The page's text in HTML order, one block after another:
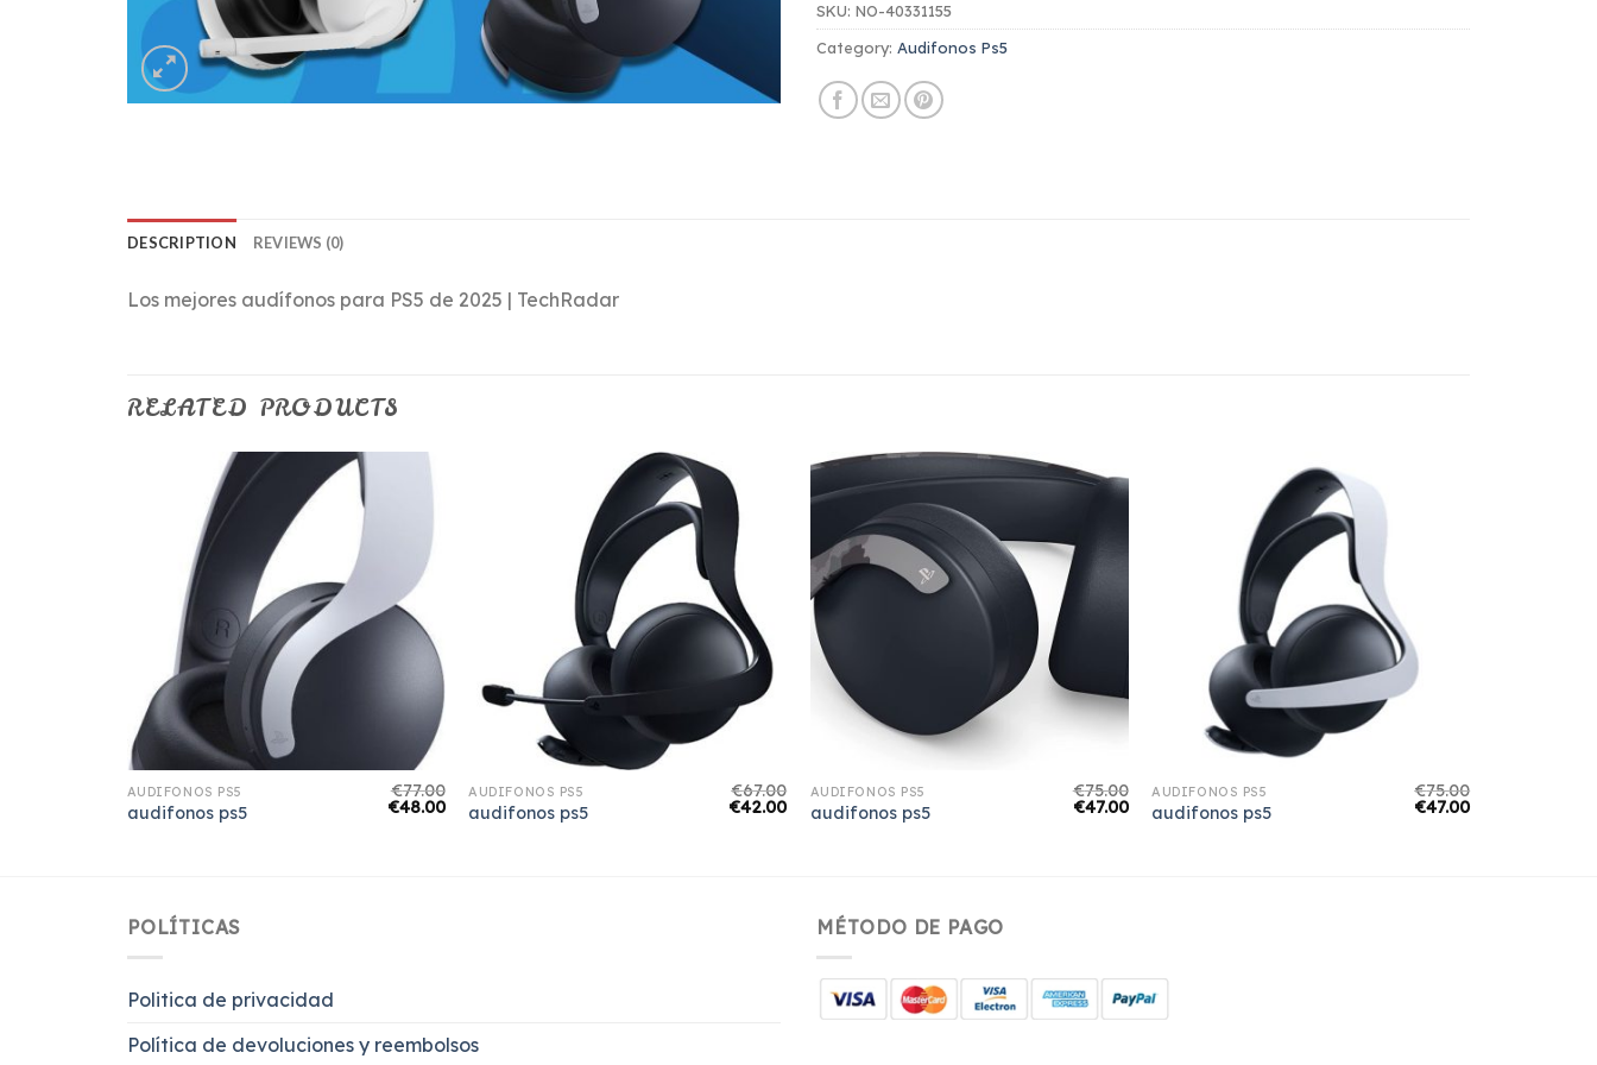
SKU: NO-40331155
Category: Audifonos Ps5
DESCRIPTION REVIEWS (0)
Los mejores audífonos para PS5 de 2025 | TechRadar
RELATED PRODUCTS
AUDIFONOS PS5
audifonos ps5
€77.00
€48.00
AUDIFONOS PS5
audifonos ps5
€67.00
€42.00
AUDIFONOS PS5
audifonos ps5
€75.00
€47.00
AUDIFONOS PS5
audifonos ps5
€75.00
€47.00
POLÍTICAS
Politica de privacidad
Política de devoluciones y reembolsos
MÉTODO DE PAGO